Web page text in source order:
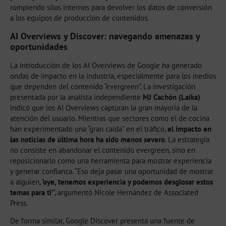
rompiendo silos internos para devolver los datos de conversión
a los equipos de producción de contenidos.
AI Overviews y Discover: navegando amenazas y
oportunidades
La introducción de los AI Overviews de Google ha generado
ondas de impacto en la industria, especialmente para los medios
que dependen del contenido “evergreen”. La investigación
presentada por la analista independiente MJ Cachón (Laika)
indicó que los AI Overviews capturan la gran mayoría de la
atención del usuario. Mientras que sectores como el de cocina
han experimentado una “gran caída” en el tráfico,el impacto en
las noticias de última hora ha sido menos severo. La estrategia
no consiste en abandonar el contenido evergreen, sino en
reposicionarlo como una herramienta para mostrar experiencia
y generar confianza. “Eso deja pasar una oportunidad de mostrar
a alguien,‘oye, tenemos experiencia y podemos desglosar estos
temas para ti’”, argumentó Nicole Hernández de Associated
Press.
De forma similar, Google Discover presenta una fuente de